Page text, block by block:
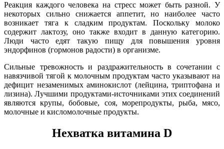
Реакция каждого человека на стресс может быть разной. У
некоторых сильно снижается аппетит, но наиболее часто
возникает тяга к сладким продуктам. Поскольку молоко
содержит лактозу, оно также входит в данную категорию.
Люди часто едят такую пищу для повышения уровня
эндорфинов (гормонов радости) в организме.
Сильные тревожность и раздражительность в сочетании с
навязчивой тягой к молочным продуктам часто указывают на
дефицит незаменимых аминокислот (лейцина, триптофана и
лизина). Лучшими продуктами-источниками этих соединений
являются крупы, бобовые, соя, морепродукты, рыба, мясо,
молочные и кисломолочные продукты.
Нехватка витамина D